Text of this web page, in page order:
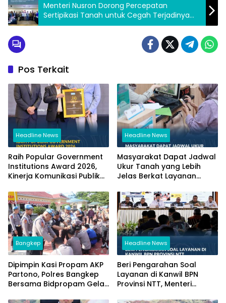
Menteri Nusron Dorong Percepatan
Sertipikasi Tanah untuk Cegah Terjadinya
Konflik Atas Tanah Keagamaan di Maluku
Pos Terkait
Headline News
Raih Popular Government
Institutions Award 2026,
Kinerja Komunikasi Publik
Kembali Diakui
Headline News
Masyarakat Dapat Jadwal
Ukur Tanah yang Lebih
Jelas Berkat Layanan
Bangkep
Dipimpin Kasi Propam AKP
Partono, Polres Bangkep
Bersama Bidpropam Gelar
Headline News
Beri Pengarahan Soal
Layanan di Kanwil BPN
Provinsi NTT, Menteri